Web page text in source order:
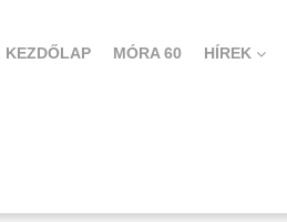
KEZDŐLAP MÓRA 60 HÍREK